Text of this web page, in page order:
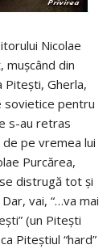
Nicolae
muşcând din
Gherla,
sovietice pentru
s-au retras
pe vremea lui
Purcărea,
distrugă tot şi
vai, “…va mai
(un Piteşti
Piteştiul “hard”